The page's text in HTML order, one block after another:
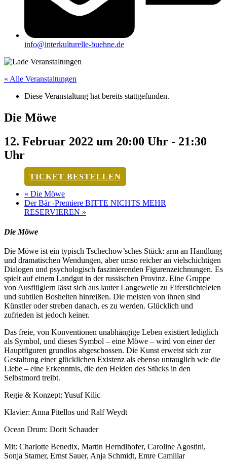
info@interkulturelle-buehne.de
« Alle Veranstaltungen
Diese Veranstaltung hat bereits stattgefunden.
Die Möwe
12. Februar 2022 um 20:00 Uhr - 21:30
Uhr
TICKET BESTELLEN
« Die Möwe
Der Bär -Premiere BITTE NICHTS MEHR
RESERVIEREN »
Die Möwe
Die Möwe ist ein typisch Tschechow’sches Stück: arm an Handlung
und dramatischen Wendungen, aber umso reicher an vielschichtigen
Dialogen und psychologisch faszinierenden Figurenzeichnungen. Es
spielt auf einem Landgut in der russischen Provinz. Eine Gruppe
von Ausflüglern lässt sich aus lauter Langeweile zu Eifersüchteleien
und subtilen Bosheiten hinreißen. Die meisten von ihnen sind
Künstler oder streben danach, es zu werden. Glücklich und
zufrieden ist jedoch keiner.
Das freie, von Konventionen unabhängige Leben existiert lediglich
als Symbol, und dieses Symbol – eine Möwe – wird von einer der
Hauptfiguren grundlos abgeschossen. Die Kunst erweist sich zur
Gestaltung einer glücklichen Existenz als ebenso untauglich wie die
Liebe – eine Erkenntnis, die den Helden des Stücks in den
Selbstmord treibt.
Regie & Konzept: Yusuf Kilic
Klavier: Anna Pitellos und Ralf Weydt
Ocean Drum: Dorit Schauder
Mit: Charlotte Benedix, Martin Herndlhofer, Caroline Agostini,
Sonja Stamer, Ernst Sauer, Anja Schmidt, Emre Camlilar